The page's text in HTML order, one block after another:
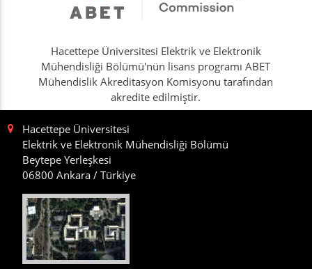
Hacettepe Üniversitesi Elektrik ve Elektronik
Mühendisliği Bölümü'nün lisans programı ABET
Mühendislik Akreditasyon Komisyonu tarafından
akredite edilmiştir.
Hacettepe Üniversitesi
Elektrik ve Elektronik Mühendisliği Bölümü
Beytepe Yerleşkesi
06800 Ankara / Türkiye